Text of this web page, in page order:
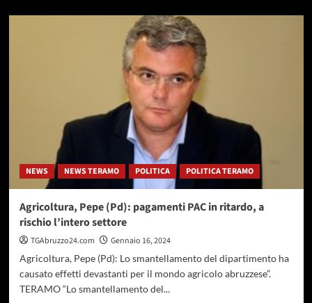
su
ritardi
e
mancanze
giunta
NEWS NEWS TERAMO POLITICA POLITICA TERAMO
Agricoltura, Pepe (Pd): pagamenti PAC in ritardo, a
rischio l’intero settore
TGAbruzzo24.com
Gennaio 16, 2024
Agricoltura, Pepe (Pd): Lo smantellamento del dipartimento ha
causato effetti devastanti per il mondo agricolo abruzzese”.
TERAMO “Lo smantellamento del...